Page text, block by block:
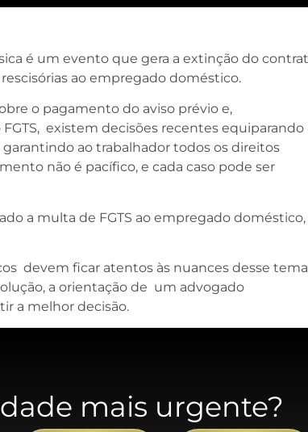
é um evento que gera a extinção do
ao empregado doméstico.
o pagamento do aviso prévio e,
existem decisões recentes equiparando
ao trabalhador todos os direitos
não é pacífico, e cada caso pode ser
a multa de FGTS ao empregado doméstico,
devem ficar atentos às nuances desse
a orientação de um advogado
a melhor decisão.
mais urgente?